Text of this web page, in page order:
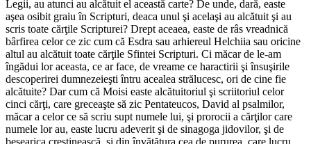
Legii, au atunci au alcătuit el această carte? De unde, dară, easte
aşea osibit graiu în Scripturi, deaca unul şi acelaşi au alcătuit şi au
scris toate cărţile Scripturei? Drept aceaea, easte de râs vreadnică
bârfirea celor ce zic cum că Esdra sau arhiereul Helchiia sau oricine
altul au alcătuit toate cărţile Sfintei Scripturi. Ci măcar de le-am
îngădui lor aceasta, ce ar face, de vreame ce haractirii şi însuşirile
descoperirei dumnezeieşti întru acealea strălucesc, ori de cine fie
alcătuite? Dar cum că Moisi easte alcătuitoriul şi scriitoriul celor
cinci cărţi, care greceaşte să zic Pentateucos, David al psalmilor,
măcar a celor ce să scriu supt numele lui, şi prorocii a cărţilor care
numele lor au, easte lucru adeverit şi de sinagoga jidovilor, şi de